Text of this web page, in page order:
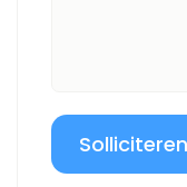
Solliciteren